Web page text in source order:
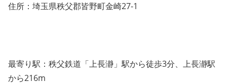
住所：埼玉県秩父郡皆野町金崎27-1
最寄り駅：秩父鉄道「上長瀞」駅から徒歩3分、上長瀞駅
から216m